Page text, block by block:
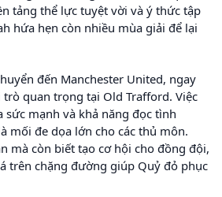
tảng thể lực tuyệt vời và ý thức tập
hứa hẹn còn nhiều mùa giải để lại
đến Manchester United, ngay
quan trọng tại Old Trafford. Việc
sức mạnh và khả năng đọc tình
mối đe dọa lớn cho các thủ môn.
mà còn biết tạo cơ hội cho đồng đội,
trên chặng đường giúp Quỷ đỏ phục